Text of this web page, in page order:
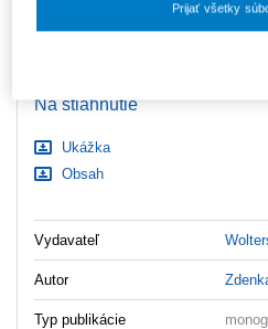
Na stiahnutie
Ukážka
Obsah
Vydavateľ
Autor
Typ publikácie
Prijať všetky